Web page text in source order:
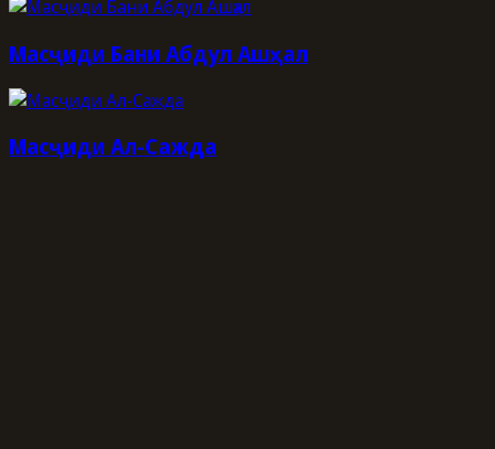
Масҷиди Бани Абдул Ашҳал
Масҷиди Ал-Сажда